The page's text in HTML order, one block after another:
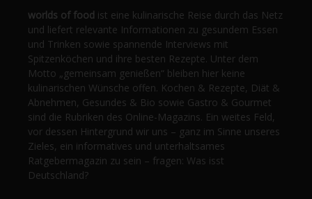
worlds of food ist eine kulinarische Reise durch das Netz
und liefert relevante Informationen zu gesundem Essen
und Trinken sowie spannende Interviews mit
Spitzenköchen und ihre besten Rezepte. Unter dem
Motto „gemeinsam genießen“ bleiben hier keine
kulinarischen Wünsche offen. Kochen & Rezepte, Diät &
Abnehmen, Gesundes & Bio sowie Gastro & Gourmet
sind die Rubriken des Online-Magazins. Ein weites Feld,
vor dessen Hintergrund wir uns – ganz im Sinne unseres
Zieles, ein informatives und unterhaltsames
Ratgebermagazin zu sein – fragen: Was isst
Deutschland?